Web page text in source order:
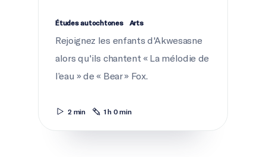
Études autochtones Arts
Rejoignez les enfants d'Akwesasne
alors qu'ils chantent « La mélodie de
l’eau » de « Bear » Fox.
2 min 1 h 0 min